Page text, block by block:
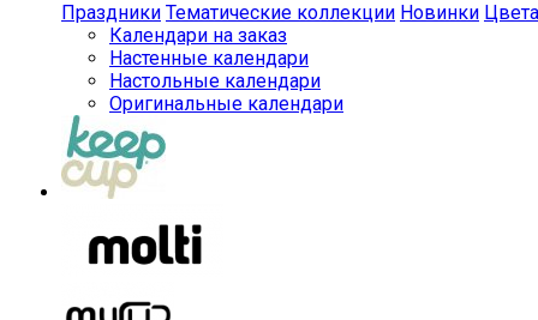
Праздники Тематические коллекции Новинки Цвета
Календари на заказ
Настенные календари
Настольные календари
Оригинальные календари